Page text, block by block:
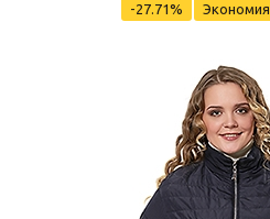
-27.71%
Экономия